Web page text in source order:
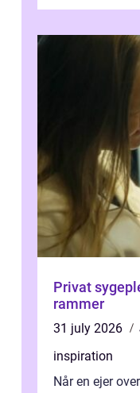
Privat sygepleje tryg omsorg i
rammer
31 july 2026
inspiration
Når en ejer